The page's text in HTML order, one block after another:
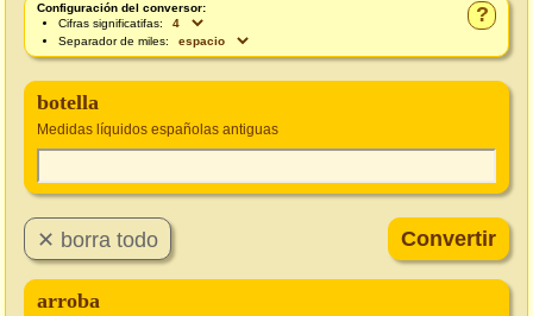
?
Configuración del conversor:
Cifras significatifas:
Separador de miles:
botella
Medidas líquidos españolas antiguas
arroba